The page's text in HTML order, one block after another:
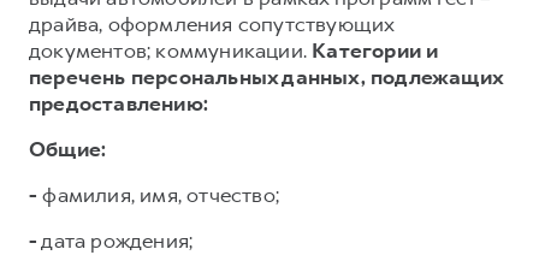
драйва, оформления сопутствующих
документов; коммуникации. Категории и
перечень персональных данных, подлежащих
предоставлению:
Общие:
- фамилия, имя, отчество;
-дата рождения;